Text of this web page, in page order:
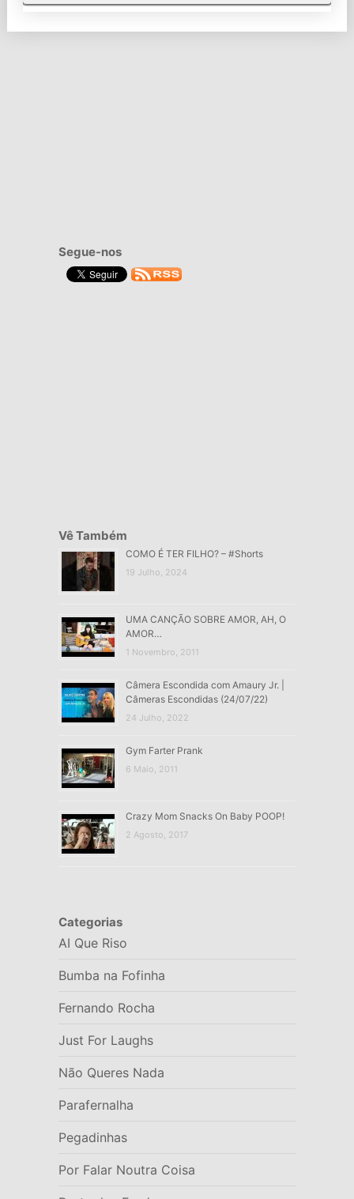
Segue-nos
Vê Também
COMO É TER FILHO? – #Shorts
19 Julho, 2024
UMA CANÇÃO SOBRE AMOR, AH, O
AMOR…
1 Novembro, 2011
Câmera Escondida com Amaury Jr. |
Câmeras Escondidas (24/07/22)
24 Julho, 2022
Gym Farter Prank
6 Maio, 2011
Crazy Mom Snacks On Baby POOP!
2 Agosto, 2017
Categorias
AI Que Riso
Bumba na Fofinha
Fernando Rocha
Just For Laughs
Não Queres Nada
Parafernalha
Pegadinhas
Por Falar Noutra Coisa